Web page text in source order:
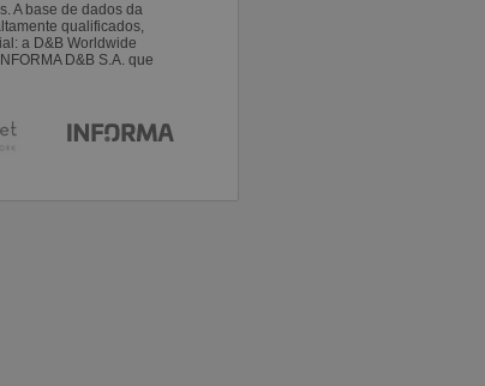
A base de dados da
qualificados,
a D&B Worldwide
D&B S.A. que